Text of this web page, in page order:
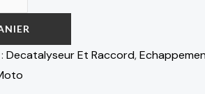
Decatalyseur Et Raccord,